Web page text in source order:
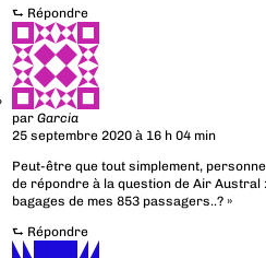
⮑ Répondre
parGarcia
25 septembre 2020 à 16 h 04 min
Peut-être que tout simplement,
de répondre à la question de Air Austral
bagages de mes 853 passagers..? »
⮑ Répondre